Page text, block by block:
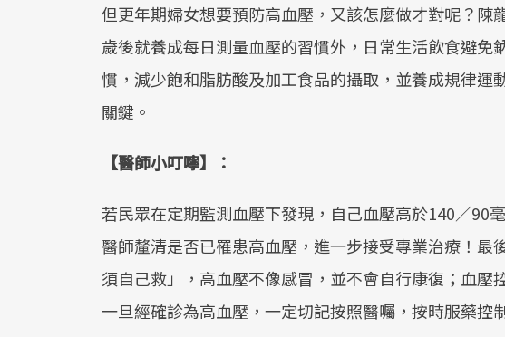
但更年期婦女想要預防高血壓，又該怎麼做才對呢？陳
歲後就養成每日測量血壓的習慣外，日常生活飲食避免
慣，減少飽和脂肪酸及加工食品的攝取，並養成規律運
關鍵。
【醫師小叮嚀】：
若民眾在定期監測血壓下發現，自己血壓高於140／90
醫師釐清是否已罹患高血壓，進一步接受專業治療！最
須自己救」，高血壓不像感冒，並不會自行康復；血壓
一旦經確診為高血壓，一定切記按照醫囑，按時服藥控